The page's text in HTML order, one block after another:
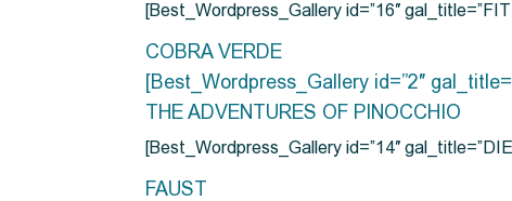
[Best_Wordpress_Gallery id=”16″
COBRA VERDE
[Best_Wordpress_Gallery id=”2″
THE ADVENTURES OF PINOCCHIO
[Best_Wordpress_Gallery id=”14″
FAUST